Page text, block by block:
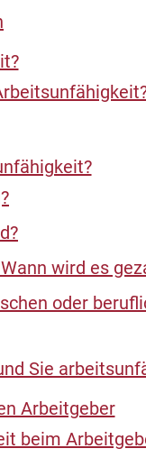
wird es
oder
Sie
Arbeitgeber
beim